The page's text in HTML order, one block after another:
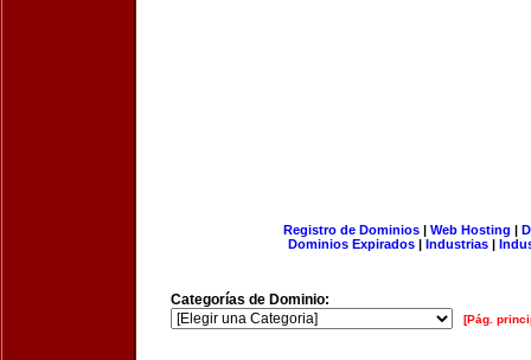
Registro de Dominios| Web Hosting |
Dominios Expirados | Industrias |
Categorías de Dominio:
[Pág.